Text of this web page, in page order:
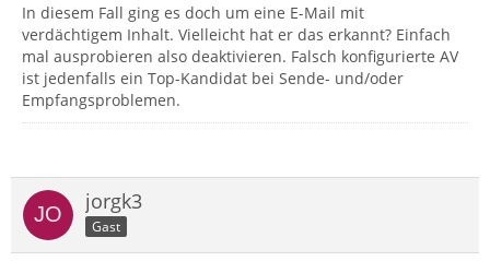
In diesem Fall ging es doch um eine E-Mail mit
verdächtigem Inhalt. Vielleicht hat er das erkannt? Einfach
mal ausprobieren also deaktivieren. Falsch konfigurierte AV
ist jedenfalls ein Top-Kandidat bei Sende- und/oder
Empfangsproblemen.
jorgk3
Gast